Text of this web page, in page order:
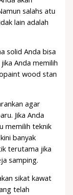
salahs atu
lain adalah
solid Anda bisa
Anda memilih
wood stan
agar
Jika Anda
memilih teknik
banyak
terutama jika
samping.
sikat kawat
telah